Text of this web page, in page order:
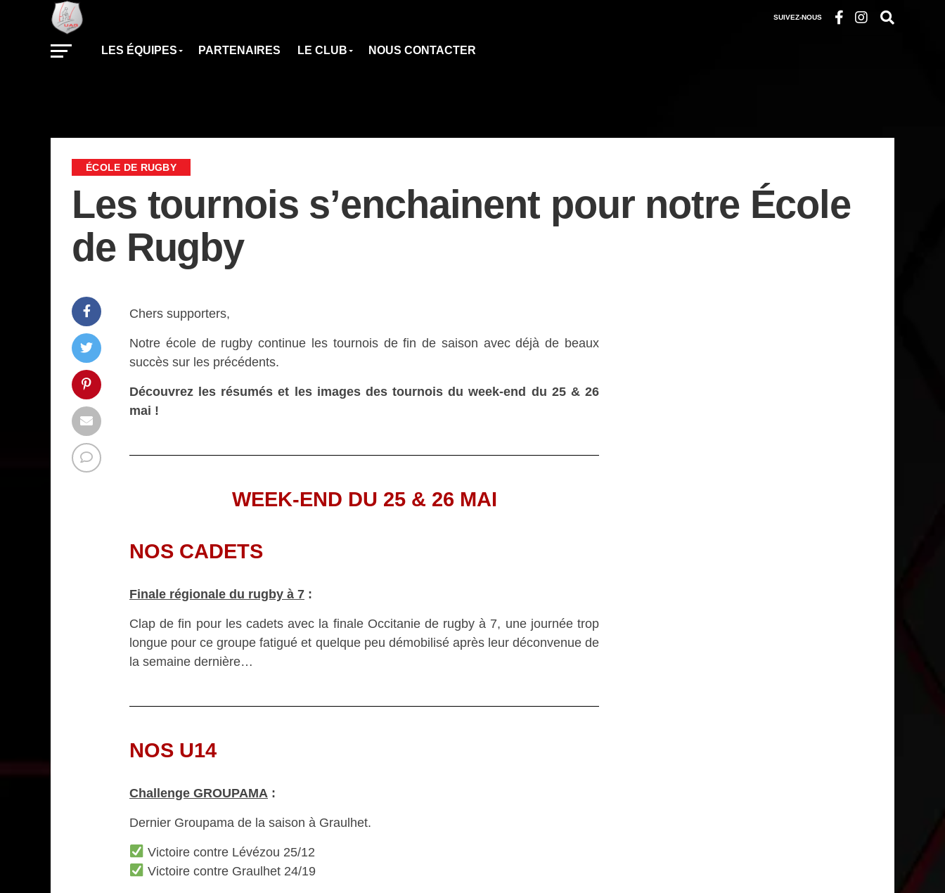
SUIVEZ-NOUS
LES ÉQUIPES PARTENAIRES LE CLUB NOUS CONTACTER
ÉCOLE DE RUGBY
Les tournois s’enchainent pour notre École
de Rugby
Chers supporters,
Notre école de rugby continue les tournois de fin de saison avec déjà de beaux
succès sur les précédents.
Découvrez les résumés et les images des tournois du week-end du 25 & 26
mai !
WEEK-END DU 25 & 26 MAI
NOS CADETS
Finale régionale du rugby à 7 :
Clap de fin pour les cadets avec la finale Occitanie de rugby à 7, une journée trop
longue pour ce groupe fatigué et quelque peu démobilisé après leur déconvenue de
la semaine dernière…
NOS U14
Challenge GROUPAMA :
Dernier Groupama de la saison à Graulhet.
Victoire contre Lévézou 25/12
Victoire contre Graulhet 24/19